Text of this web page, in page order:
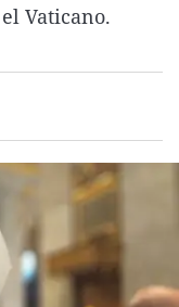
La rosa de los vientos
Caso
Extremadura
País Vasco
Virales
Vaticano.